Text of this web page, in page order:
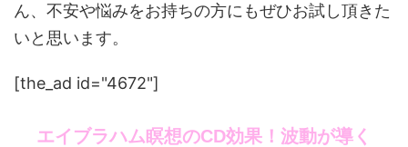
ん、不安や悩みをお持ちの方にもぜひお試し頂きた
いと思います。
[the_ad id="4672"]
エイブラハム瞑想のCD効果！波動が導く